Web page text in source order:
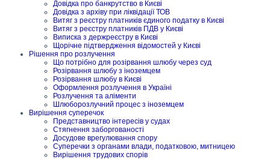
Довідка про банкрутство в Києві
Довідка з архіву при ліквідації ТОВ
Витяг з реєстру платників єдиного податку в Києві
Витяг з реєстру платників ПДВ у Києві
Виписка з держреєстру в Києві
Щорічне підтвердження відомостей у Києві
Рішення про розлучення
Що потрібно для розірвання шлюбу через суд
Розірвання шлюбу з іноземцем
Розірвання шлюбу в Києві
Оформлення розлучення в Україні
Розлучення та аліменти
Шлюборозлучний процес з іноземцем
Вирішення суперечок
Представництво інтересів у судах
Стягнення заборгованості
Досудове врегулювання спору
Суперечки з органами влади, податковою, митницею
Вирішення трудових спорів